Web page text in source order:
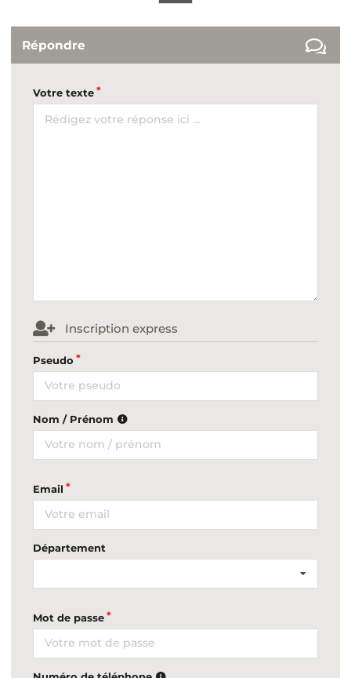
Répondre
Votre texte
Inscription express
Pseudo
Nom / Prénom
Email
Département
Mot de passe